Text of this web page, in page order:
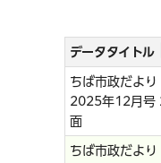
データタイトル
ちば市政だよ
2025年12月号
面
ちば市政だよ